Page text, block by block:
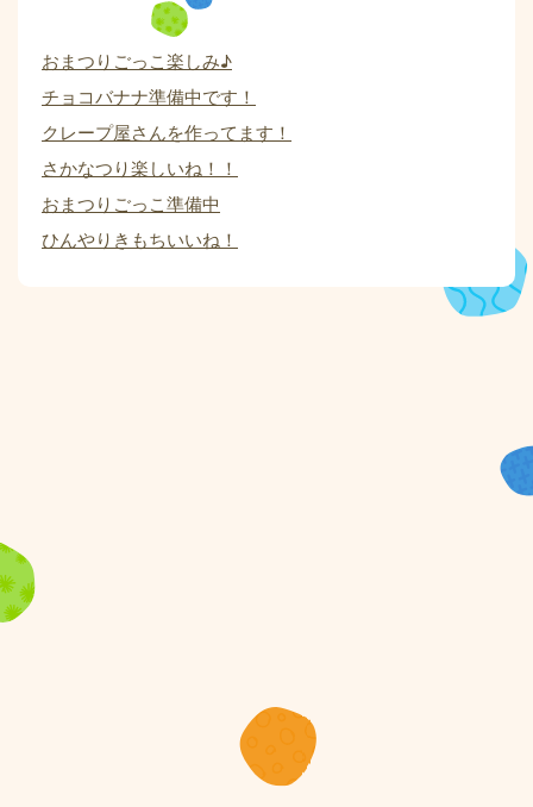
おまつりごっこ楽しみ♪
チョコバナナ準備中です！
クレープ屋さんを作ってます！
さかなつり楽しいね！！
おまつりごっこ準備中
ひんやりきもちいいね！